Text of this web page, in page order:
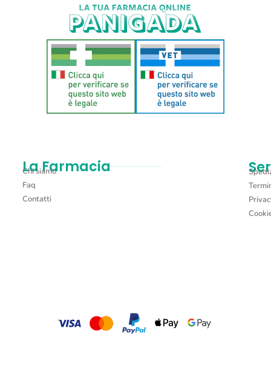
Aggiungi al carrello
La Farmacia
Chi siamo
Faq
Contatti